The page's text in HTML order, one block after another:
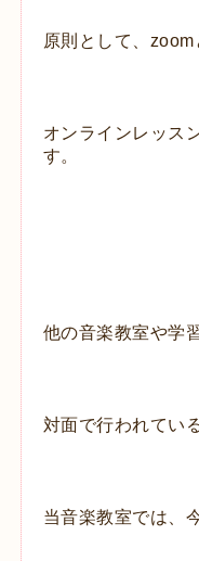
原則として、 zoom
オンラインレッス
す。
他の音楽教室や学
対面で行われてい
当音楽教室では、